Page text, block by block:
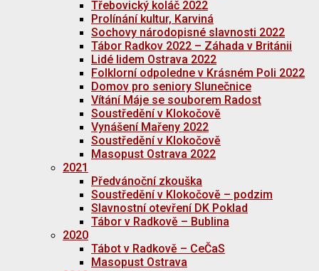
Třebovický koláč 2022
Prolínání kultur, Karviná
Sochovy národopisné slavnosti 2022
Tábor Radkov 2022 – Záhada v Británii
Lidé lidem Ostrava 2022
Folklorní odpoledne v Krásném Poli 2022
Domov pro seniory Slunečnice
Vítání Máje se souborem Radost
Soustředění v Klokočově
Vynášení Mařeny 2022
Soustředění v Klokočově
Masopust Ostrava 2022
2021
Předvánoční zkouška
Soustředění v Klokočově – podzim
Slavnostní otevření DK Poklad
Tábor v Radkově – Bublina
2020
Tábot v Radkově – CeČaS
Masopust Ostrava